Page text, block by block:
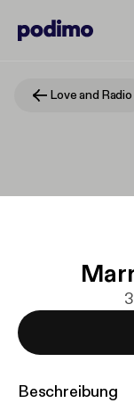
Love and Radio
Beschreibung